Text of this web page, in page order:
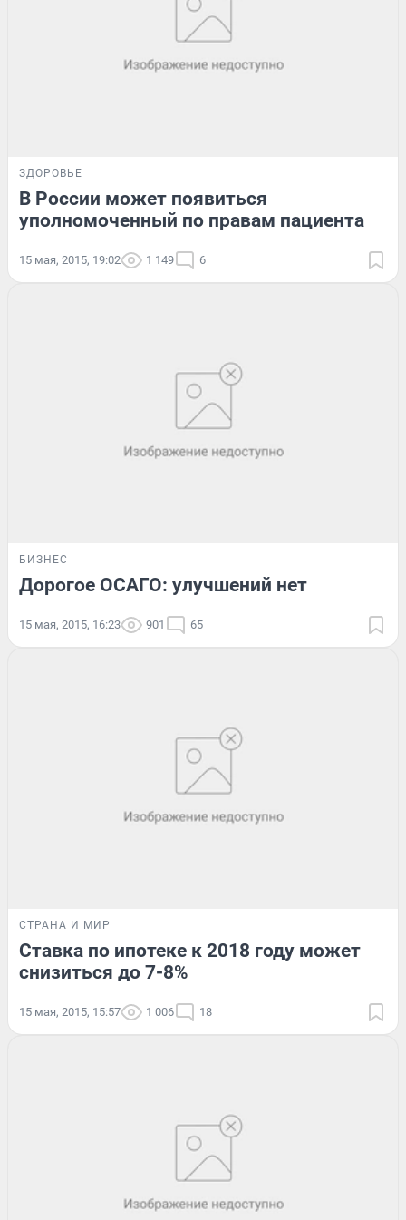
ЗДОРОВЬЕ
В России может появиться
уполномоченный по правам пациента
15 мая, 2015, 19:02 1 149 6
БИЗНЕС
Дорогое ОСАГО: улучшений нет
15 мая, 2015, 16:23 901 65
СТРАНА И МИР
Ставка по ипотеке к 2018 году может
снизиться до 7-8%
15 мая, 2015, 15:57 1 006 18